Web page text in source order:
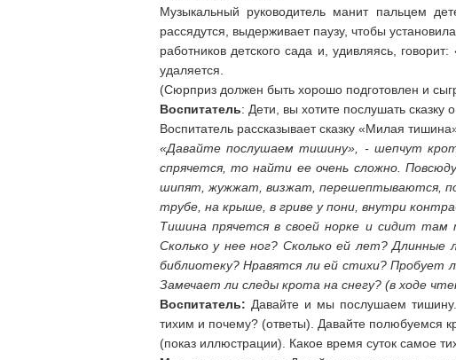
Музыкальный руководитель манит пальцем
рассядутся, выдерживает паузу, чтобы
работников детского сада и, удивляясь,
удаляется.
(Сюрприз должен быть хорошо подготовлен и
Воспитатель: Дети, вы хотите послушать сказку
Воспитатель рассказывает сказку «Милая
«Давайте послушаем тишину», - шепчут
спрячется, то найти ее очень сложно.
шипят, жужжат, визжат, перешептываются,
трубе, на крыше, в гриве у пони, внутри
Тишина прячется в своей норке и сидит
Сколько у нее ног? Сколько ей лет?
библиотеку? Нравятся ли ей стихи? Пробует
Замечает ли следы крота на снегу? (в ходе
Воспитатель: Давайте и мы послушаем
тихим и почему? (ответы). Давайте полюбуемся
(показ иллюстрации). Какое время суток самое